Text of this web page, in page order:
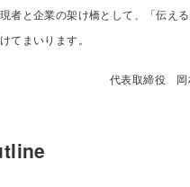
者と企業の架け橋として、「伝え
てまいります。
代表取締役 岡